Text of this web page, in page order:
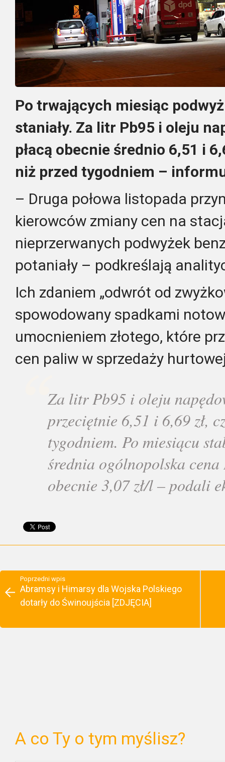
Po trwających miesiąc
staniały. Za litr Pb95 i oleju
płacą obecnie średnio 6,51 i
niż przed tygodniem –
– Druga połowa listopada
kierowców zmiany cen na
nieprzerwanych podwyżek
potaniały – podkreślają
Ich zdaniem „odwrót od
spowodowany spadkami
umocnieniem złotego, które
cen paliw w sprzedaży
Za litr Pb95 i oleju
przeciętnie 6,51 i 6,69 zł,
tygodniem. Po miesiącu
średnia ogólnopolska
obecnie 3,07 zł/l – podali
Poprzedni wpis
Abramsy i Himarsy dla Wojska Polskiego
dotarły do Świnoujścia [ZDJĘCIA]
A co Ty o tym myślisz?